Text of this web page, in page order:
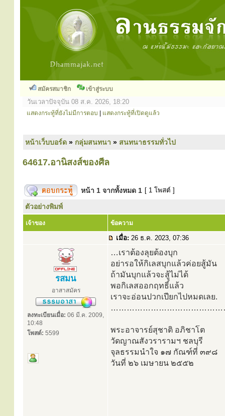
สมัครสมาชิก เข้าสู่ระบบ
วันเวลาปัจจุบัน 08 ส.ค. 2026, 18:20
แสดงกระทู้ที่ยังไม่มีการตอบ แสดงกระทู้ที่เปิดดูแล้ว
หน้าเว็บบอร์ด » กลุ่มสนทนา » สนทนาธรรมทั่วไป
64617.อานิสงส์ของศีล
หน้า 1 จากทั้งหมด 1 [ 1 โพสต์ ]
ตัวอย่างพิมพ์
เจ้าของ ข้อความ
เมื่อ: 26 ธ.ค. 2023, 07:36
รสมน
อาสาสมัคร
ลงทะเบียนเมื่อ: 06 มี.ค. 2009,
10:48
โพสต์: 5599
…เราต้องลุยต้องบุก
อย่ารอให้กิเลสบุกแล้วค่อยสู้มัน
ถ้ามันบุกแล้วจะสู้ไม่ได้
พอกิเลสออกฤทธิ์แล้ว
เราจะอ่อนปวกเปียกไปหมดเลย.
พระอาจารย์สุชาติ อภิชาโต
วัดญาณสังวรารามฯ ชลบุรี
จุลธรรมนำใจ ๑๗ กัณฑ์ที่ ๓๙๘
วันที่ ๒๖ เมษายน ๒๕๕๒